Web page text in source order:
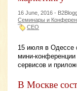
16 June, 2016 -
Семинары и
CEO
15 июля в Одессе
мини-
сервисов и
В Москве